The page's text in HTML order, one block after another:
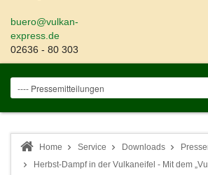
buero@vulkan-
express.de
02636 - 80 303
Home Service Downloads
Herbst-Dampf in der Vulkaneifel - Mit dem